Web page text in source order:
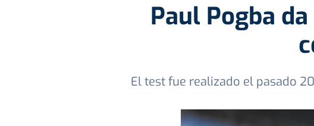
Paul Pogba
El test fue realizado el pasado